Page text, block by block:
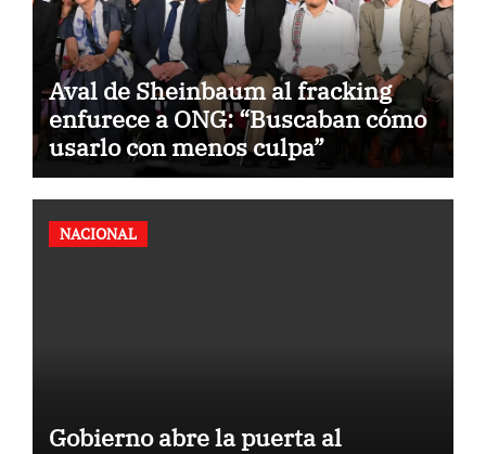
Aval de Sheinbaum al fracking
enfurece a ONG: “Buscaban cómo
usarlo con menos culpa”
NACIONAL
Gobierno abre la puerta al